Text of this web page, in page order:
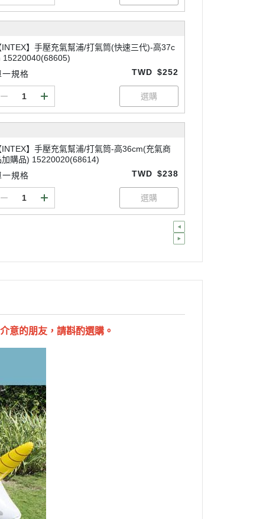
INTEX】手壓充氣幫浦/打氣筒(快速三代)-高37c
15220040(68605)
一規格
TWD $252
INTEX】手壓充氣幫浦/打氣筒-高36cm(充氣商
加購品) 15220020(68614)
一規格
TWD $238
意的朋友，請斟酌選購。